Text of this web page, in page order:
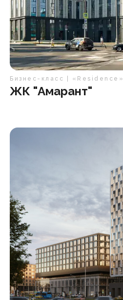
Бизнес-класс | «Residence»
ЖК "Амарант"